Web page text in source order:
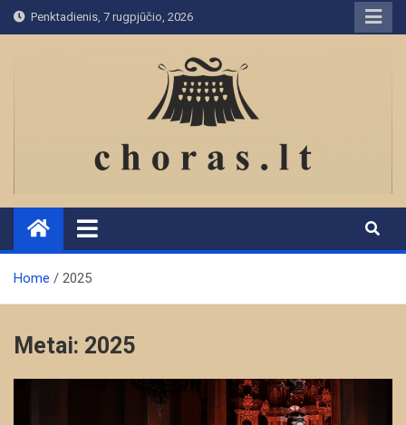
Skip
to
Penktadienis, 7 rugpjūčio, 2026
Home 2025
Metai: 2025